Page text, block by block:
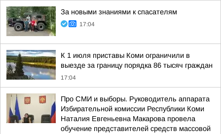
За новыми знаниями к спасателям
17:04
К 1 июля приставы Коми ограничили в
выезде за границу порядка 86 тысяч граждан
17:04
Про СМИ и выборы. Руководитель аппарата
Избирательной комиссии Республики Коми
Наталия Евгеньевна Макарова провела
обучение представителей средств массовой